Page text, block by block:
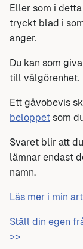
Eller som i
tryckt blad i
anger.
Du kan som
till välgörenhet.
Ett gåvobevis
beloppet som
Svaret blir att
lämnar endast
namn.
Läs mer i min
Ställ din egen
>>